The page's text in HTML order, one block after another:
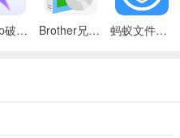
迅雷vip破解版永久会员2024版 Brother兄弟 MFC-8480DN多功能一体机ISIS驱动 蚂蚁文件（数据恢复大师）